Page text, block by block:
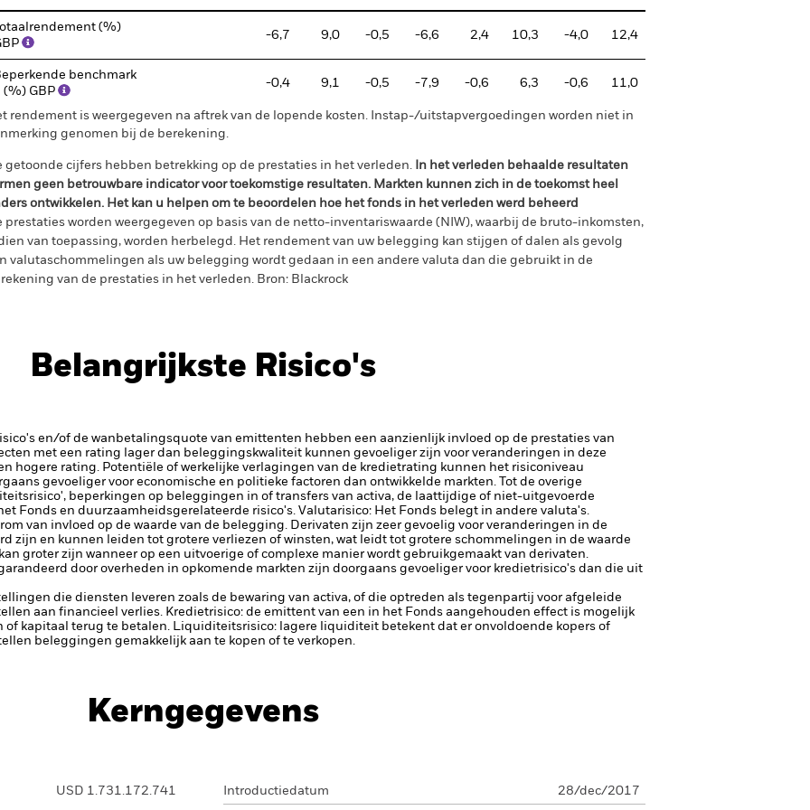
Totaalrendement (%)
-6,7 9,0 -0,5 -6,6 2,4 10,3 -4,0 12,4
benchmark
(%) GBP
-0,4 9,1 -0,5 -7,9 -0,6 6,3 -0,6 11,0
rendement is weergegeven na aftrek van de lopende kosten. Instap-/uitstapvergoedingen worden niet in
genomen bij de berekening.
getoonde cijfers hebben betrekking op de prestaties in het verleden. In het verleden behaalde resultaten
geen betrouwbare indicator voor toekomstige resultaten. Markten kunnen zich in de toekomst heel
ontwikkelen. Het kan u helpen om te beoordelen hoe het fonds in het verleden werd beheerd
prestaties worden weergegeven op basis van de netto-inventariswaarde (NIW), waarbij de bruto-inkomsten,
van toepassing, worden herbelegd. Het rendement van uw belegging kan stijgen of dalen als gevolg
valutaschommelingen als uw belegging wordt gedaan in een andere valuta dan die gebruikt in de
van de prestaties in het verleden. Bron: Blackrock
Belangrijkste Risico's
en/of de wanbetalingsquote van emittenten hebben een aanzienlijk invloed op de prestaties van
met een rating lager dan beleggingskwaliteit kunnen gevoeliger zijn voor veranderingen in deze
hogere rating. Potentiële of werkelijke verlagingen van de kredietrating kunnen het risiconiveau
gevoeliger voor economische en politieke factoren dan ontwikkelde markten. Tot de overige
beperkingen op beleggingen in of transfers van activa, de laattijdige of niet-uitgevoerde
Fonds en duurzaamheidsgerelateerde risico's. Valutarisico: Het Fonds belegt in andere valuta's.
van invloed op de waarde van de belegging. Derivaten zijn zeer gevoelig voor veranderingen in de
zijn en kunnen leiden tot grotere verliezen of winsten, wat leidt tot grotere schommelingen in de waarde
groter zijn wanneer op een uitvoerige of complexe manier wordt gebruikgemaakt van derivaten.
door overheden in opkomende markten zijn doorgaans gevoeliger voor kredietrisico's dan die uit
die diensten leveren zoals de bewaring van activa, of die optreden als tegenpartij voor afgeleide
aan financieel verlies. Kredietrisico: de emittent van een in het Fonds aangehouden effect is mogelijk
of kapitaal terug te betalen. Liquiditeitsrisico: lagere liquiditeit betekent dat er onvoldoende kopers of
beleggingen gemakkelijk aan te kopen of te verkopen.
Kerngegevens
USD 1.731.172.741 Introductiedatum 28/dec/2017